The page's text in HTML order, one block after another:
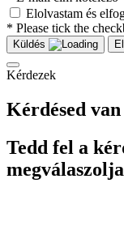
Elolvastam és
* Please tick the
Küldés
Kérdezek
Kérdésed
Tedd fel a